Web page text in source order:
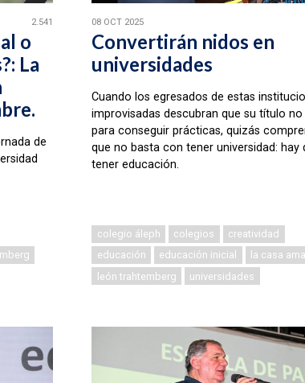
2.541
o
La
de
08 OCT 2025
Convertirán nidos en
universidades
Cuando los egresados de estas
improvisadas descubran que su título no
para conseguir prácticas, quizás
que no basta con tener universidad: hay
tener educación.
colegio áleph colegios
creatividad
educación
educación inicial
la casa
león trahtemberg
universidades